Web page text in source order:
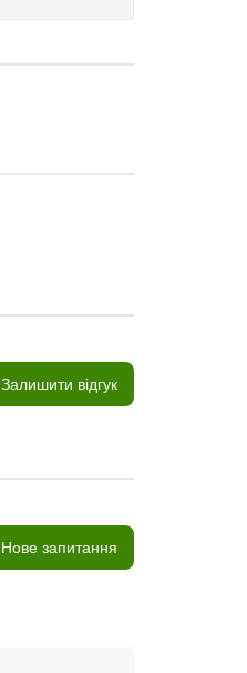
Залишити відгук
Нове запитання